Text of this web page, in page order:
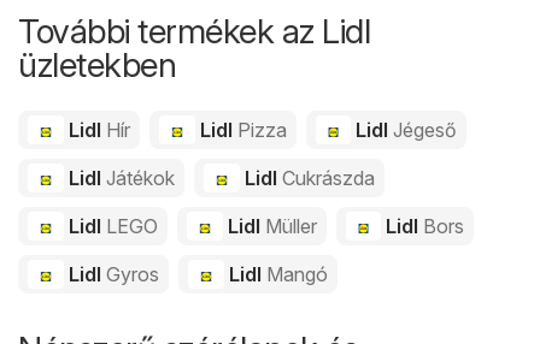
További termékek az Lidl
üzletekben
Lidl Hír Lidl Pizza LidlJégeső
Lidl Játékok Lidl Cukrászda
Lidl LEGO Lidl Müller Lidl Bors
Lidl Gyros Lidl Mangó